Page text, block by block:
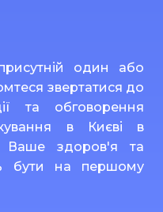
один або
звертатися до
та обговорення
в Києві в
Ваше здоров'я та
бути на першому